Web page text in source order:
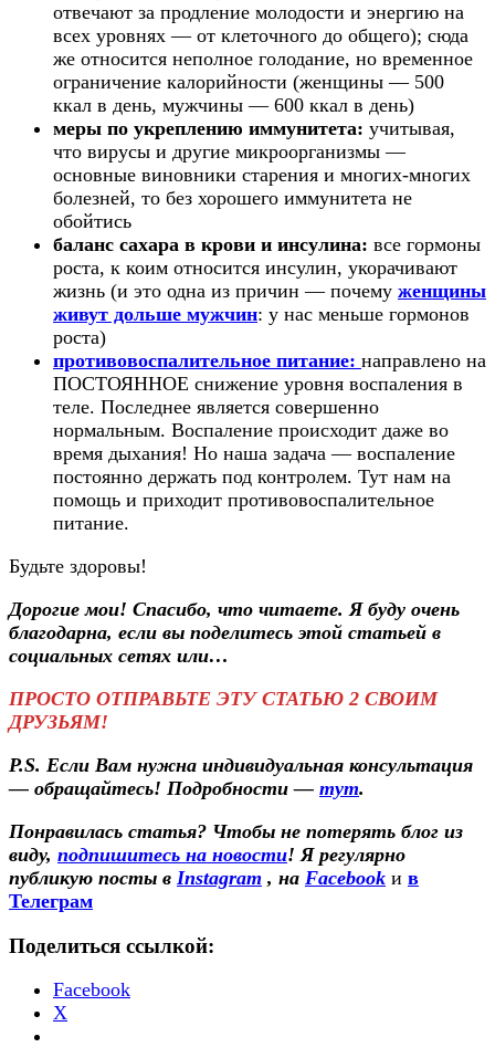
отвечают за продление молодости и энергию на
всех уровнях — от клеточного до общего); сюда
же относится неполное голодание, но временное
ограничение калорийности (женщины — 500
ккал в день, мужчины — 600 ккал в день)
меры по укреплению иммунитета: учитывая,
что вирусы и другие микроорганизмы —
основные виновники старения и многих-многих
болезней, то без хорошего иммунитета не
обойтись
баланс сахара в крови и инсулина: все гормоны
роста, к коим относится инсулин, укорачивают
жизнь (и это одна из причин — почему женщины
живут дольше мужчин: у нас меньше гормонов
роста)
противовоспалительное питание: направлено на
ПОСТОЯННОЕ снижение уровня воспаления в
теле. Последнее является совершенно
нормальным. Воспаление происходит даже во
время дыхания! Но наша задача — воспаление
постоянно держать под контролем. Тут нам на
помощь и приходит противовоспалительное
питание.
Будьте здоровы!
Дорогие мои! Спасибо, что читаете. Я буду очень
благодарна, если вы поделитесь этой статьей в
социальных сетях или…
ПРОСТО ОТПРАВЬТЕ ЭТУ СТАТЬЮ 2 СВОИМ
ДРУЗЬЯМ!
P.S. Если Вам нужна индивидуальная консультация
— обращайтесь! Подробности — тут.
Понравилась статья? Чтобы не потерять блог из
виду, подпишитесь на новости! Я регулярно
публикую посты в Instagram , на Facebook и в
Телеграм
Поделиться ссылкой:
Facebook
X